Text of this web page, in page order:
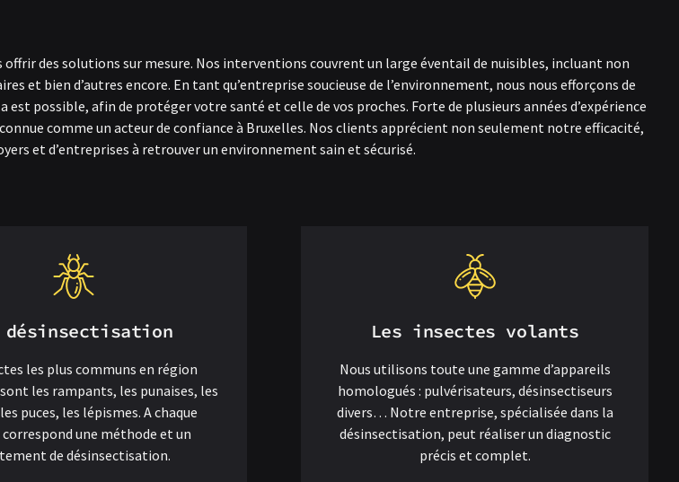
des solutions sur mesure. Nos interventions couvrent un large éventail de nuisibles, incluant non
et bien d’autres encore. En tant qu’entreprise soucieuse de l’environnement, nous nous efforçons de
possible, afin de protéger votre santé et celle de vos proches. Forte de plusieurs années d’expérience
comme un acteur de confiance à Bruxelles. Nos clients apprécient non seulement notre efficacité,
et d’entreprises à retrouver un environnement sain et sécurisé.
désinsectisation
les plus communs en région
les rampants, les punaises, les
puces, les lépismes. A chaque
une méthode et un
de désinsectisation.
Les insectes volants
Nous utilisons toute une gamme d’appareils
homologués : pulvérisateurs, désinsectiseurs
divers… Notre entreprise, spécialisée dans la
désinsectisation, peut réaliser un diagnostic
précis et complet.